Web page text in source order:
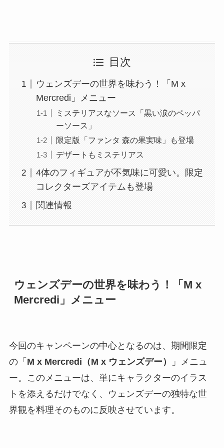
目次
ウェンズデーの世界を味わう！「M x
Mercredi」メニュー
ミステリアスなソース「黒い涙のペッパ
ーソース」
限定版「ファンタ 森の果実味」も登場
デザートもミステリアス
4体のフィギュアが不気味に可愛い。限定
コレクターズアイテムも登場
関連情報
ウェンズデーの世界を味わう！「M x
Mercredi」メニュー
今回のキャンペーンの中心となるのは、期間限定
の「 M x Mercredi（M x ウェンズデー）
」メニュ
ー。このメニューは、単にキャラクターのイラス
トを添えるだけでなく、ウェンズデーの独特な世
界観を料理そのものに反映させています。